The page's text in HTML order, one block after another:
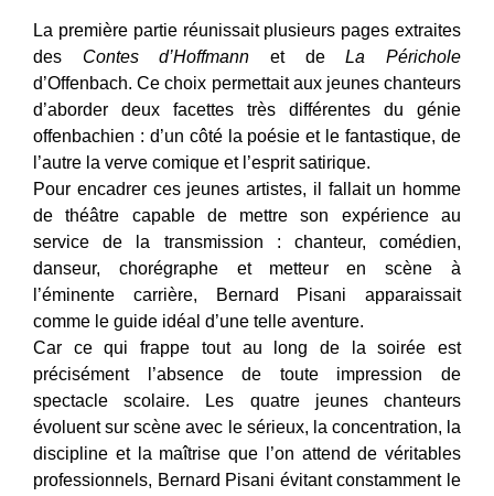
La première partie réunissait plusieurs pages extraites
des Contes d’Hoffmann et deLa Périchole
d’Offenbach. Ce choix permettait aux jeunes chanteurs
d’aborder deux facettes très différentes du génie
offenbachien : d’un côté la poésie et le fantastique, de
l’autre la verve comique et l’esprit satirique.
Pour encadrer ces jeunes artistes, il fallait un homme
de théâtre capable de mettre son expérience au
service de la transmission : chanteur, comédien,
danseur, chorégraphe et metteur en scène à
l’éminente carrière, Bernard Pisani apparaissait
comme le guide idéal d’une telle aventure.
Car ce qui frappe tout au long de la soirée est
précisément l’absence de toute impression de
spectacle scolaire. Les quatre jeunes chanteurs
évoluent sur scène avec le sérieux, la concentration, la
discipline et la maîtrise que l’on attend de véritables
professionnels, Bernard Pisani évitant constamment le